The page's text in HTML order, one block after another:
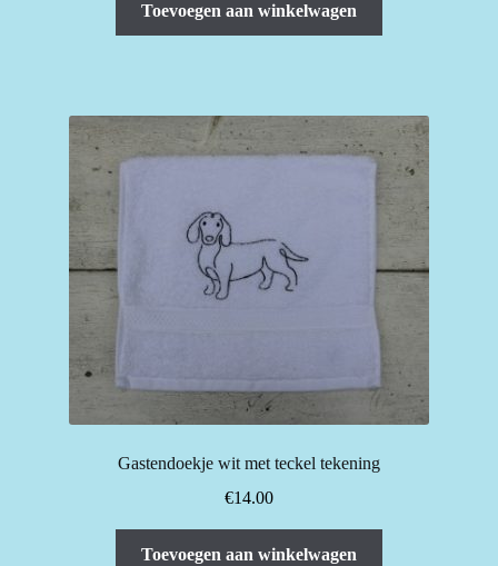
Toevoegen aan winkelwagen
Gastendoekje wit met teckel tekening
€14.00
Toevoegen aan winkelwagen